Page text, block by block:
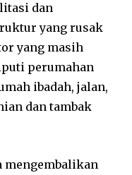
dan
yang rusak
yang masih
perumahan
ibadah, jalan,
dan tambak
mengembalikan